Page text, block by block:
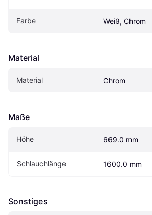
Farbe Weiß, Chrom
Material
Material Chrom
Maße
Höhe 669.0 mm
Schlauchlänge 1600.0 mm
Sonstiges